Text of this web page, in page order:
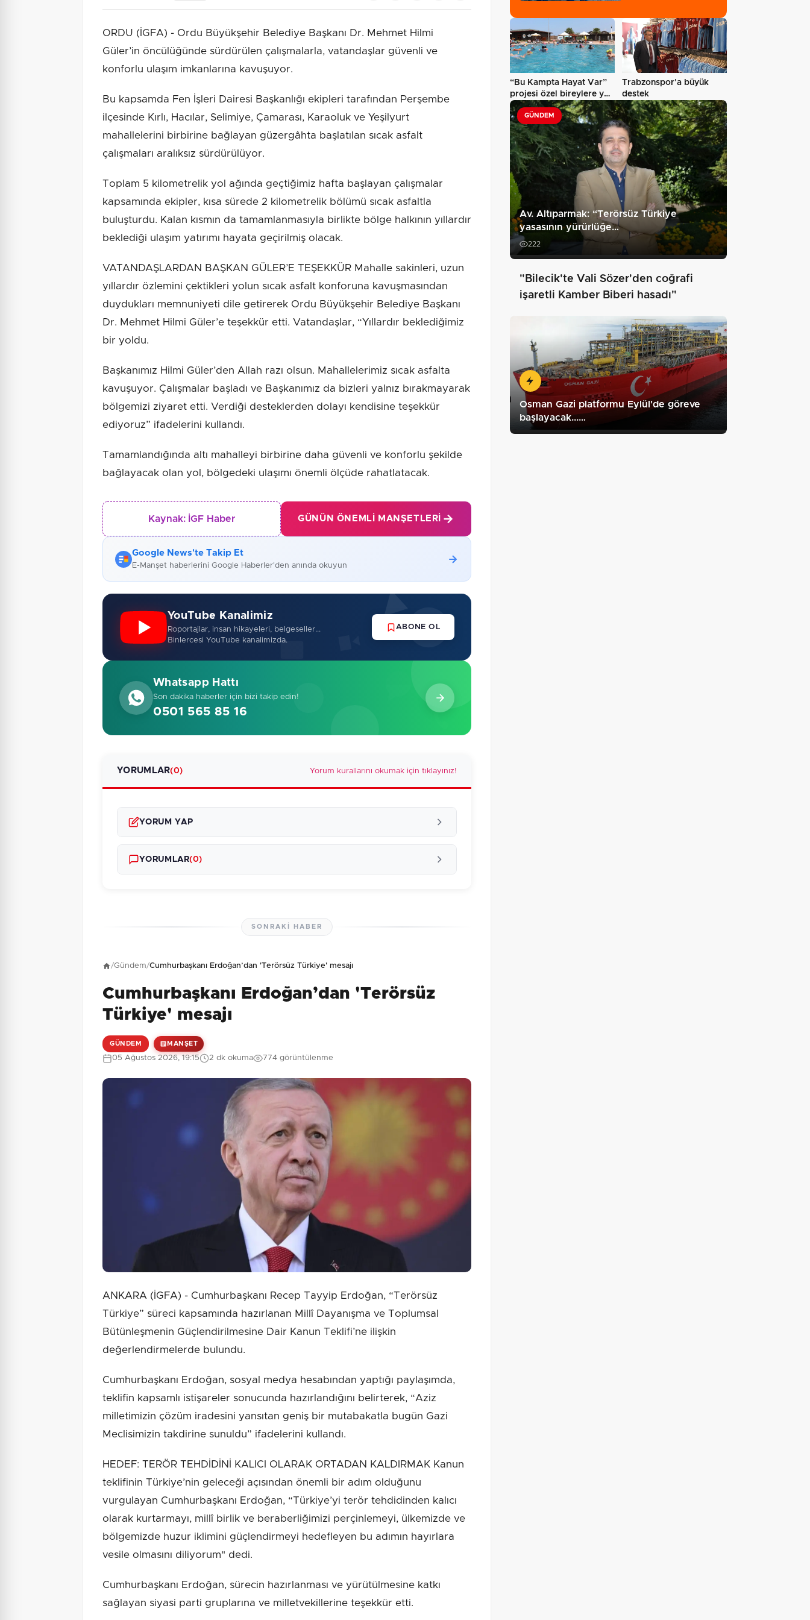
ORDU (İGFA) - Ordu Büyükşehir Belediye Başkanı Dr. Mehmet Hilmi
Güler’in öncülüğünde sürdürülen çalışmalarla, vatandaşlar güvenli ve
konforlu ulaşım imkanlarına kavuşuyor.
Bu kapsamda Fen İşleri Dairesi Başkanlığı ekipleri tarafından Perşembe
ilçesinde Kırlı, Hacılar, Selimiye, Çamarası, Karaoluk ve Yeşilyurt
mahallelerini birbirine bağlayan güzergâhta başlatılan sıcak asfalt
çalışmaları aralıksız sürdürülüyor.
Toplam 5 kilometrelik yol ağında geçtiğimiz hafta başlayan çalışmalar
kapsamında ekipler, kısa sürede 2 kilometrelik bölümü sıcak asfaltla
buluşturdu. Kalan kısmın da tamamlanmasıyla birlikte bölge halkının yıllardır
beklediği ulaşım yatırımı hayata geçirilmiş olacak.
VATANDAŞLARDAN BAŞKAN GÜLER’E TEŞEKKÜR Mahalle sakinleri, uzun
yıllardır özlemini çektikleri yolun sıcak asfalt konforuna kavuşmasından
duydukları memnuniyeti dile getirerek Ordu Büyükşehir Belediye Başkanı
Dr. Mehmet Hilmi Güler’e teşekkür etti. Vatandaşlar, “Yıllardır beklediğimiz
bir yoldu.
Başkanımız Hilmi Güler’den Allah razı olsun. Mahallelerimiz sıcak asfalta
kavuşuyor. Çalışmalar başladı ve Başkanımız da bizleri yalnız bırakmayarak
bölgemizi ziyaret etti. Verdiği desteklerden dolayı kendisine teşekkür
ediyoruz” ifadelerini kullandı.
Tamamlandığında altı mahalleyi birbirine daha güvenli ve konforlu şekilde
bağlayacak olan yol, bölgedeki ulaşımı önemli ölçüde rahatlatacak.
Kaynak: İGF Haber GÜNÜN ÖNEMLI MANŞETLERI
Google News'te Takip Et
E-Manşet haberlerini Google Haberler'den anında okuyun
YouTube Kanalimiz
Roportajlar, insan hikayeleri, belgeseller...
Binlercesi YouTube kanalimizda.
ABONE OL
Whatsapp Hattı
Son dakika haberler için bizi takip edin!
0501 565 85 16
YORUMLAR(0) Yorum kurallarını okumak için tıklayınız!
YORUM YAP
Güvenlik Sorusu: 8 + 9 = ? Gönder
YORUMLAR(0)
SONRAKI HABER
/Gündem/Cumhurbaşkanı Erdoğan’dan 'Terörsüz Türkiye' mesajı
Cumhurbaşkanı Erdoğan’dan 'Terörsüz
Türkiye' mesajı
GÜNDEM MANŞET
05 Ağustos 2026, 19:15 2 dk okuma 774 görüntülenme
ANKARA (İGFA) - Cumhurbaşkanı Recep Tayyip Erdoğan, “Terörsüz
Türkiye” süreci kapsamında hazırlanan Millî Dayanışma ve Toplumsal
Bütünleşmenin Güçlendirilmesine Dair Kanun Teklifi’ne ilişkin
değerlendirmelerde bulundu.
Cumhurbaşkanı Erdoğan, sosyal medya hesabından yaptığı paylaşımda,
teklifin kapsamlı istişareler sonucunda hazırlandığını belirterek, “Aziz
milletimizin çözüm iradesini yansıtan geniş bir mutabakatla bugün Gazi
Meclisimizin takdirine sunuldu” ifadelerini kullandı.
HEDEF: TERÖR TEHDİDİNİ KALICI OLARAK ORTADAN KALDIRMAK Kanun
teklifinin Türkiye’nin geleceği açısından önemli bir adım olduğunu
vurgulayan Cumhurbaşkanı Erdoğan, “Türkiye’yi terör tehdidinden kalıcı
olarak kurtarmayı, millî birlik ve beraberliğimizi perçinlemeyi, ülkemizde ve
bölgemizde huzur iklimini güçlendirmeyi hedefleyen bu adımın hayırlara
vesile olmasını diliyorum" dedi.
Cumhurbaşkanı Erdoğan, sürecin hazırlanması ve yürütülmesine katkı
sağlayan siyasi parti gruplarına ve milletvekillerine teşekkür etti.
“Bu Kampta Hayat Var”
projesi özel bireylere yaz
tatili…
Trabzonspor'a büyük
destek
GÜNDEM
Av. Altıparmak: “Terörsüz Türkiye
yasasının yürürlüğe…
222
"Bilecik'te Vali Sözer'den coğrafi
işaretli Kamber Biberi hasadı"
Osman Gazi platformu Eylül'de göreve
başlayacak...…